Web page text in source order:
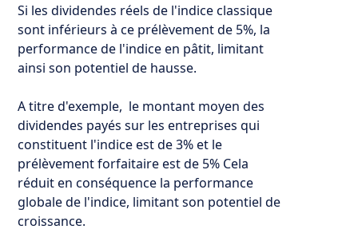
Si les dividendes réels de l'indice classique
sont inférieurs à ce prélèvement de 5%, la
performance de l'indice en pâtit, limitant
ainsi son potentiel de hausse.
A titre d'exemple, le montant moyen des
dividendes payés sur les entreprises qui
constituent l'indice est de 3% et le
prélèvement forfaitaire est de 5% Cela
réduit en conséquence la performance
globale de l'indice, limitant son potentiel de
croissance.